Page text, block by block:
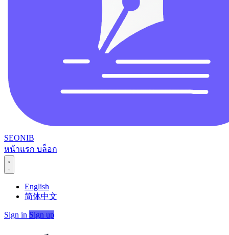
SEONIB
หน้าแรก บล็อก
English
简体中文
Sign in Sign up